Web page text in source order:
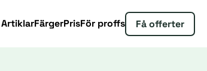
ArtiklarFärgerPrisFör proffs Få offerter